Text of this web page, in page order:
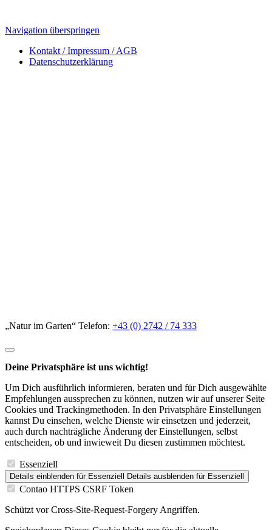
Navigation überspringen
Kontakt / Impressum / AGB
Datenschutzerklärung
„Natur im Garten“ Telefon: +43 (0) 2742 / 74 333
Deine Privatsphäre ist uns wichtig!
Um Dich ausführlich informieren, beraten und für Dich ausgewählte
Empfehlungen aussprechen zu können, nutzen wir auf unserer Seite
Cookies und Trackingmethoden. In den Privatsphäre Einstellungen
kannst Du einsehen, welche Dienste wir einsetzen und jederzeit,
auch durch nachträgliche Änderung der Einstellungen, selbst
entscheiden, ob und inwieweit Du diesen zustimmen möchtest.
Essenziell
Details einblenden für Essenziell Details ausblenden für Essenziell
Contao HTTPS CSRF Token
Schützt vor Cross-Site-Request-Forgery Angriffen.